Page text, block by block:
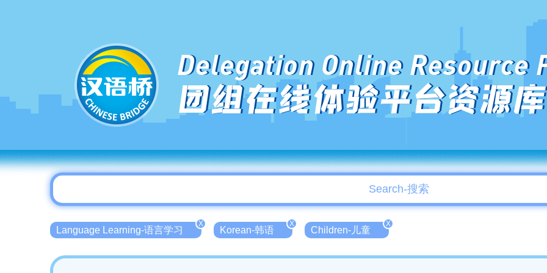
Delegation Online Resource
团组在线体验平台资源库
Language Learning-语言学习
X
Korean-韩语
X
Children-儿童
X